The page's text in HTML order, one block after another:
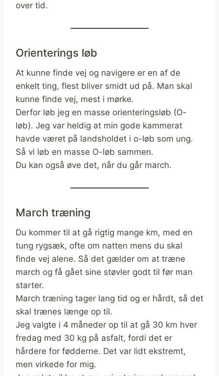
over tid.
Orienterings løb
At kunne finde vej og navigere er en af de
enkelt ting, flest bliver smidt ud på. Man skal
kunne finde vej, mest i mørke.
Derfor løb jeg en masse orienteringsløb (O-
løb). Jeg var heldig at min gode kammerat
havde været på landsholdet i o-løb som ung.
Så vi løb en masse O-løb sammen.
Du kan også øve det, når du går march.
March træning
Du kommer til at gå rigtig mange km, med en
tung rygsæk, ofte om natten mens du skal
finde vej alene. Så det gælder om at træne
march og få gået sine støvler godt til før man
starter.
March træning tager lang tid og er hårdt, så det
skal trænes længe op til.
Jeg valgte i 4 måneder op til at gå 30 km hver
fredag med 30 kg på asfalt, fordi det er
hårdere for fødderne. Det var lidt ekstremt,
men virkede for mig.